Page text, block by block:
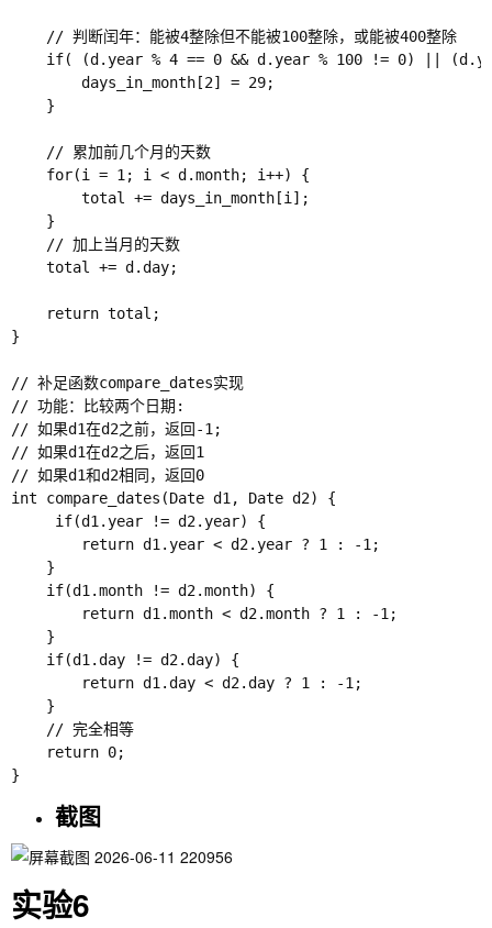
    // 判断闰年：能被4整除但不能被100整除，或能被400整除
if( (d.year % 4 == 0 && d.year % 100 != 0) ||
        days_in_month[2] = 29;
    }
    // 累加前几个月的天数
    for(i = 1; i < d.month; i++) {
        total += days_in_month[i];
    }
    // 加上当月的天数
    total += d.day;
    return total;
}
// 补足函数compare_dates实现
// 功能：比较两个日期:
// 如果d1在d2之前，返回-1;
// 如果d1在d2之后，返回1
// 如果d1和d2相同，返回0
int compare_dates(Date d1, Date d2) {
     if(d1.year != d2.year) {
        return d1.year < d2.year ? 1 : -1;
    }
    if(d1.month != d2.month) {
        return d1.month < d2.month ? 1 : -1;
    }
    if(d1.day != d2.day) {
        return d1.day < d2.day ? 1 : -1;
    }
    // 完全相等
    return 0;
截图
实验6